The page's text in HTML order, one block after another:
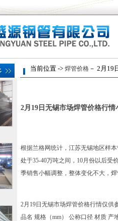
当前位置 -> 焊管价格 － 2月19
2月19日无锡市场焊管价格行情
根据兰格网统计，江苏无锡地区样
处于35-40万吨之间，10月份以后受
季销售小幅调整，整体变化不大，
2月19日无锡市场焊管价格行情仅供
品名 规格（mm） 公称口径 材质 产